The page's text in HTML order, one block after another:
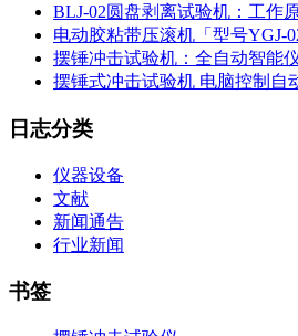
BLJ-02圆盘剥离试验机：工作
电动胶粘带压滚机「型号YGJ-
摆锤冲击试验机：全自动智能
摆锤式冲击试验机 电脑控制自
日志分类
仪器设备
文献
新闻通告
行业新闻
书签